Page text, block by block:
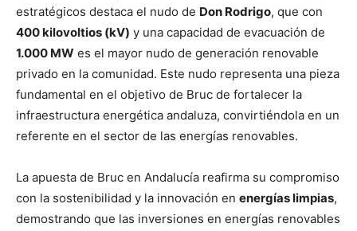
estratégicos destaca el nudo de Don Rodrigo, que con
400 kilovoltios (kV) y una capacidad de evacuación de
1.000 MW es el mayor nudo de generación renovable
privado en la comunidad. Este nudo representa una pieza
fundamental en el objetivo de Bruc de fortalecer la
infraestructura energética andaluza, convirtiéndola en un
referente en el sector de las energías renovables.
La apuesta de Bruc en Andalucía reafirma su compromiso
con la sostenibilidad y la innovación en energías limpias,
demostrando que las inversiones en energías renovables